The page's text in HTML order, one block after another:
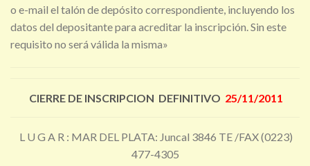
o e-mail el talón de depósito correspondiente, incluyendo los
datos del depositante para acreditar la inscripción. Sin este
requisito no será válida la misma»
CIERRE DE INSCRIPCION DEFINITIVO 25/11/2011
L U G A R : MAR DEL PLATA: Juncal 3846 TE /FAX (0223)
477-4305